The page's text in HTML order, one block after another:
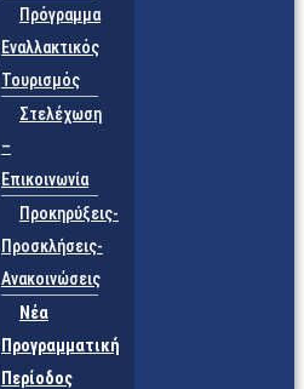
Πρόγραμμα
Εναλλακτικός
Τουρισμός
Στελέχωση
–
Επικοινωνία
Προκηρύξεις-
Προσκλήσεις-
Ανακοινώσεις
Νέα
Προγραμματική
Περίοδος